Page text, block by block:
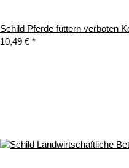
Schild Pferde füttern verboten
10,49 € *